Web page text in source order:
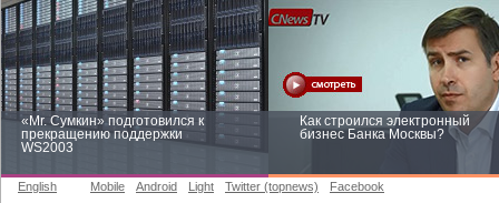
«Mr. Сумкин» подготовился к
прекращению поддержки
WS2003
Как строился электронный
бизнес Банка Москвы?
English Mobile Android Light Twitter (topnews) Facebook